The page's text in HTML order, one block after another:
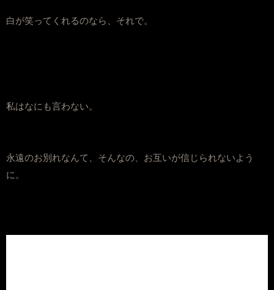
白が笑ってくれるのなら、それで。
私はなにも言わない。
永遠のお別れなんて、そんなの、お互いが信じられないよう
に。